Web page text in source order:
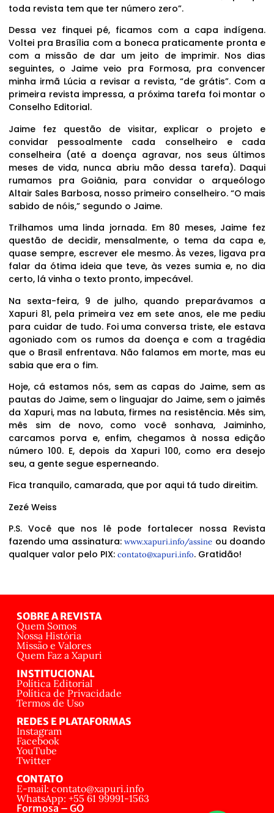
toda revista tem que ter número zero”.
Dessa vez finquei pé, ficamos com a capa indígena.
Voltei pra Brasília com a boneca praticamente pronta e
com a missão de dar um jeito de imprimir. Nos dias
seguintes, o Jaime veio pra Formosa, pra convencer
minha irmã Lúcia a revisar a revista, “de grátis”. Com a
primeira revista impressa, a próxima tarefa foi montar o
Conselho Editorial.
Jaime fez questão de visitar, explicar o projeto e
convidar pessoalmente cada conselheiro e cada
conselheira (até a doença agravar, nos seus últimos
meses de vida, nunca abriu mão dessa tarefa). Daqui
rumamos pra Goiânia, para convidar o arqueólogo
Altair Sales Barbosa, nosso primeiro conselheiro. “O mais
sabido de nóis,” segundo o Jaime.
Trilhamos uma linda jornada. Em 80 meses, Jaime fez
questão de decidir, mensalmente, o tema da capa e,
quase sempre, escrever ele mesmo. Às vezes, ligava pra
falar da ótima ideia que teve, às vezes sumia e, no dia
certo, lá vinha o texto pronto, impecável.
Na sexta-feira, 9 de julho, quando preparávamos a
Xapuri 81, pela primeira vez em sete anos, ele me pediu
para cuidar de tudo. Foi uma conversa triste, ele estava
agoniado com os rumos da doença e com a tragédia
que o Brasil enfrentava. Não falamos em morte, mas eu
sabia que era o fim.
Hoje, cá estamos nós, sem as capas do Jaime, sem as
pautas do Jaime, sem o linguajar do Jaime, sem o jaimês
da Xapuri, mas na labuta, firmes na resistência. Mês sim,
mês sim de novo, como você sonhava, Jaiminho,
carcamos porva e, enfim, chegamos à nossa edição
número 100. E, depois da Xapuri 100, como era desejo
seu, a gente segue esperneando.
Fica tranquilo, camarada, que por aqui tá tudo direitim.
Zezé Weiss
P.S. Você que nos lê pode fortalecer nossa Revista
fazendo uma assinatura:www.xapuri.info/assine ou doando
qualquer valor pelo PIX: contato@xapuri.info. Gratidão!
SOBRE A REVISTA
Quem Somos
Nossa História
Missão e Valores
Quem Faz a Xapuri
INSTITUCIONAL
Política Editorial
Política de Privacidade
Termos de Uso
REDES E PLATAFORMAS
Instagram
Facebook
YouTube
Twitter
CONTATO
E-mail: contato@xapuri.info
WhatsApp: +55 61 99991-1563
Formosa – GO